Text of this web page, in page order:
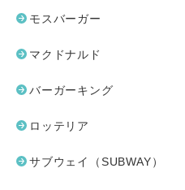
モスバーガー
マクドナルド
バーガーキング
ロッテリア
サブウェイ（SUBWAY）